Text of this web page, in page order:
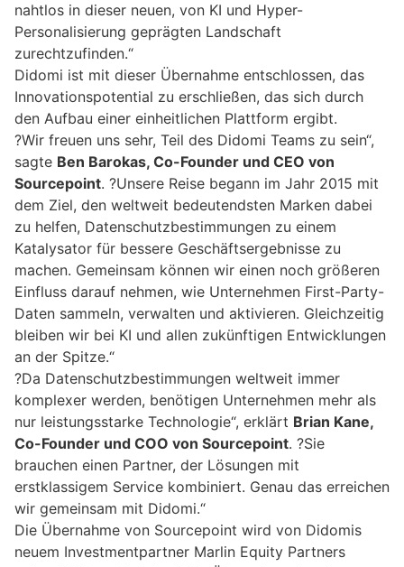
nahtlos in dieser neuen, von KI und Hyper-
Personalisierung geprägten Landschaft
zurechtzufinden.“
Didomi ist mit dieser Übernahme entschlossen, das
Innovationspotential zu erschließen, das sich durch
den Aufbau einer einheitlichen Plattform ergibt.
?Wir freuen uns sehr, Teil des Didomi Teams zu sein“,
sagte Ben Barokas, Co-Founder und CEO von
Sourcepoint. ?Unsere Reise begann im Jahr 2015 mit
dem Ziel, den weltweit bedeutendsten Marken dabei
zu helfen, Datenschutzbestimmungen zu einem
Katalysator für bessere Geschäftsergebnisse zu
machen. Gemeinsam können wir einen noch größeren
Einfluss darauf nehmen, wie Unternehmen First-Party-
Daten sammeln, verwalten und aktivieren. Gleichzeitig
bleiben wir bei KI und allen zukünftigen Entwicklungen
an der Spitze.“
?Da Datenschutzbestimmungen weltweit immer
komplexer werden, benötigen Unternehmen mehr als
nur leistungsstarke Technologie“, erklärt Brian Kane,
Co-Founder und COO von Sourcepoint. ?Sie
brauchen einen Partner, der Lösungen mit
erstklassigem Service kombiniert. Genau das erreichen
wir gemeinsam mit Didomi.“
Die Übernahme von Sourcepoint wird von Didomis
neuem Investmentpartner Marlin Equity Partners